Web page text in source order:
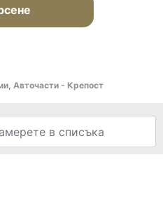
Авточасти - Крепост